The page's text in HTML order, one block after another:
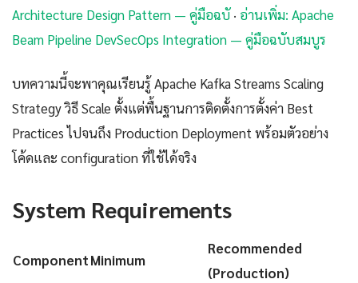
Architecture Design Pattern — คู่มือฉบั· อ่านเพิ่ม: Apache
Beam Pipeline DevSecOps Integration — คู่มือฉบับสมบูร
บทความนี้จะพาคุณเรียนรู้ Apache Kafka Streams Scaling
Strategy วิธี Scale ตั้งแต่พื้นฐานการติดตั้งการตั้งค่า Best
Practices ไปจนถึง Production Deployment พร้อมตัวอย่าง
โค้ดและ configuration ที่ใช้ได้จริง
System Requirements
ComponentMinimum
Recommended
(Production)